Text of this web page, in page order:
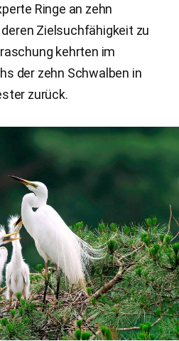
Ringe an zehn
Zielsuchfähigkeit zu
kehrten im
der zehn Schwalben in
zurück.